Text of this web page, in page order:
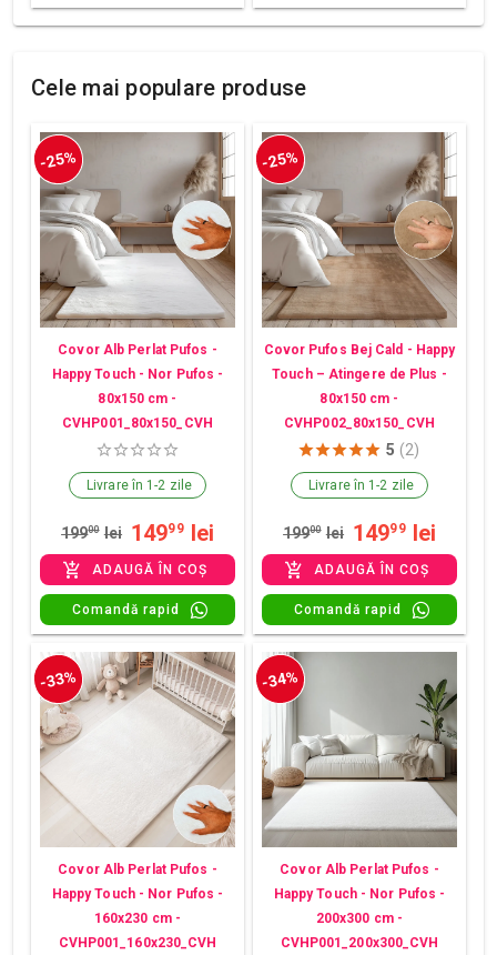
Cele mai populare produse
-25%
Covor Alb Perlat Pufos -
Happy Touch - Nor Pufos -
80x150 cm -
CVHP001_80x150_CVH
Livrare în 1-2 zile
19900 lei 14999 lei
ADAUGĂ ÎN COȘ
Comandă rapid
-25%
Covor Pufos Bej Cald - Happy
Touch – Atingere de Plus -
80x150 cm -
CVHP002_80x150_CVH
5 (2)
Livrare în 1-2 zile
19900 lei 14999 lei
ADAUGĂ ÎN COȘ
Comandă rapid
-33%
Covor Alb Perlat Pufos -
Happy Touch - Nor Pufos -
160x230 cm -
CVHP001_160x230_CVH
-34%
Covor Alb Perlat Pufos -
Happy Touch - Nor Pufos -
200x300 cm -
CVHP001_200x300_CVH